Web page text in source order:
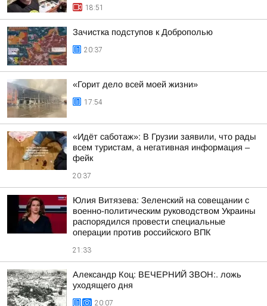
18:51
Зачистка подступов к Доброполью
20:37
«Горит дело всей моей жизни»
17:54
«Идёт саботаж»: В Грузии заявили, что рады
всем туристам, а негативная информация –
фейк
20:37
Юлия Витязева: Зеленский на совещании с
военно-политическим руководством Украины
распорядился провести специальные
операции против российского ВПК
21:33
Александр Коц: ВЕЧЕРНИЙ ЗВОН:. ложь
уходящего дня
20:07